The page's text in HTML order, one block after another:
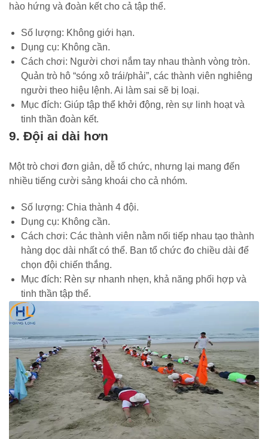
hào hứng và đoàn kết cho cả tập thể.
Số lượng: Không giới hạn.
Dụng cụ: Không cần.
Cách chơi: Người chơi nắm tay nhau thành vòng tròn.
Quản trò hô “sóng xô trái/phải”, các thành viên nghiêng
người theo hiệu lệnh. Ai làm sai sẽ bị loại.
Mục đích: Giúp tập thể khởi động, rèn sự linh hoạt và
tinh thần đoàn kết.
9. Đội ai dài hơn
Một trò chơi đơn giản, dễ tổ chức, nhưng lại mang đến
nhiều tiếng cười sảng khoái cho cả nhóm.
Số lượng: Chia thành 4 đội.
Dụng cụ: Không cần.
Cách chơi: Các thành viên nằm nối tiếp nhau tạo thành
hàng dọc dài nhất có thể. Ban tổ chức đo chiều dài để
chọn đội chiến thắng.
Mục đích: Rèn sự nhanh nhẹn, khả năng phối hợp và
tinh thần tập thể.